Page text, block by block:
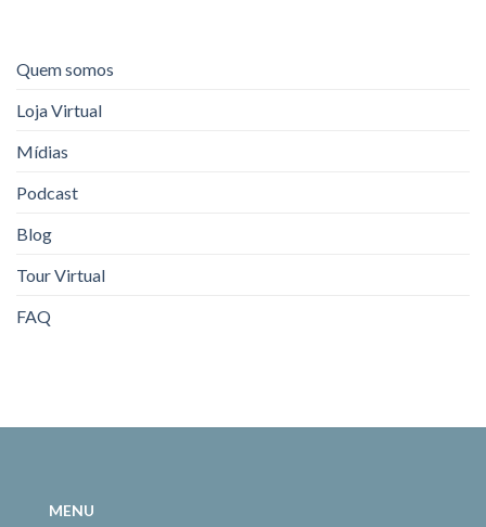
Quem somos
Loja Virtual
Mídias
Podcast
Blog
Tour Virtual
FAQ
MENU